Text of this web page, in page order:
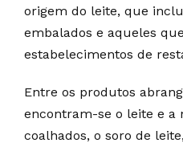
origem do leite, que
embalados e aqueles
estabelecimentos de
Entre os produtos
encontram-se o leite e a
coalhados, o soro de